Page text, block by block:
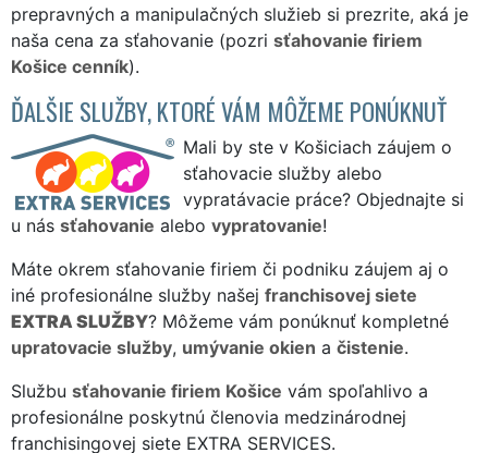
prepravných a manipulačných služieb si prezrite, aká je
naša cena za sťahovanie (pozri sťahovanie firiem
Košice cenník).
ĎALŠIE SLUŽBY, KTORÉ VÁM MÔŽEME PONÚKNUŤ
Mali by ste v Košiciach záujem o
sťahovacie služby alebo
vypratávacie práce? Objednajte si
u nás sťahovanie alebo vypratovanie!
Máte okrem sťahovanie firiem či podniku záujem aj o
iné profesionálne služby našej franchisovej siete
EXTRA SLUŽBY? Môžeme vám ponúknuť kompletné
upratovacie služby, umývanie okien a čistenie.
Službu sťahovanie firiem Košice vám spoľahlivo a
profesionálne poskytnú členovia medzinárodnej
franchisingovej siete EXTRA SERVICES.